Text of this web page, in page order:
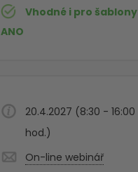
Vhodné i pro šablony
ANO
20.4.2027 (8:30 - 16:00
hod.)
On-line webinář